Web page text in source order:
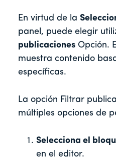
En virtud de la
panel, puede elegir
publicaciones Opción.
muestra contenido
específicas.
La opción Filtrar
múltiples opciones de
Selecciona el
en el editor.